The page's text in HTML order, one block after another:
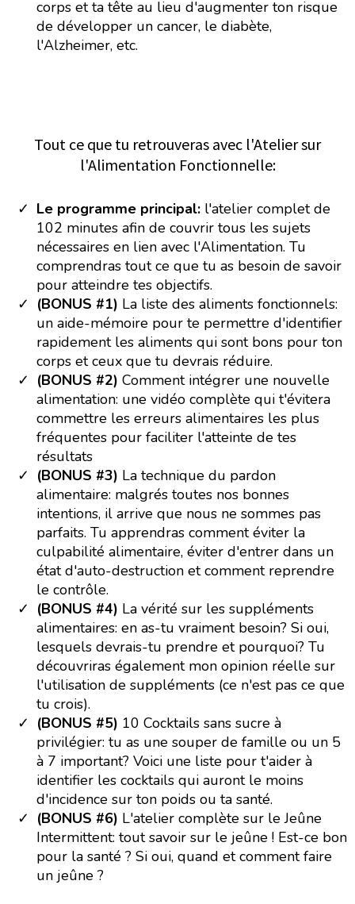
corps et ta tête au lieu d'augmenter ton risque
de développer un cancer, le diabète,
l'Alzheimer, etc.
Tout ce que tu retrouveras avec l'Atelier sur
l'Alimentation Fonctionnelle:
Le programme principal: l'atelier complet de
102 minutes afin de couvrir tous les sujets
nécessaires en lien avec l'Alimentation. Tu
comprendras tout ce que tu as besoin de savoir
pour atteindre tes objectifs.
(BONUS #1) La liste des aliments fonctionnels:
un aide-mémoire pour te permettre d'identifier
rapidement les aliments qui sont bons pour ton
corps et ceux que tu devrais réduire.
(BONUS #2) Comment intégrer une nouvelle
alimentation: une vidéo complète qui t'évitera
commettre les erreurs alimentaires les plus
fréquentes pour faciliter l'atteinte de tes
résultats
(BONUS #3) La technique du pardon
alimentaire: malgrés toutes nos bonnes
intentions, il arrive que nous ne sommes pas
parfaits. Tu apprendras comment éviter la
culpabilité alimentaire, éviter d'entrer dans un
état d'auto-destruction et comment reprendre
le contrôle.
(BONUS #4) La vérité sur les suppléments
alimentaires: en as-tu vraiment besoin? Si oui,
lesquels devrais-tu prendre et pourquoi? Tu
découvriras également mon opinion réelle sur
l'utilisation de suppléments (ce n'est pas ce que
tu crois).
(BONUS #5) 10 Cocktails sans sucre à
privilégier: tu as une souper de famille ou un 5
à 7 important? Voici une liste pour t'aider à
identifier les cocktails qui auront le moins
d'incidence sur ton poids ou ta santé.
(BONUS #6) L'atelier complète sur le Jeûne
Intermittent: tout savoir sur le jeûne ! Est-ce bon
pour la santé ? Si oui, quand et comment faire
un jeûne ?